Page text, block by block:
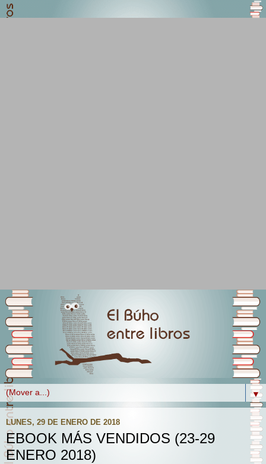
▼
LUNES, 29 DE ENERO DE 2018
EBOOK MÁS VENDIDOS (23-29
ENERO 2018)